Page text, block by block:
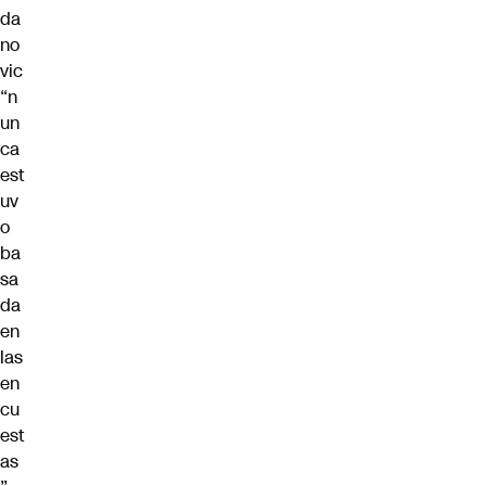
da
no
vic
“n
un
ca
est
uv
o
ba
sa
da
en
las
en
cu
est
as